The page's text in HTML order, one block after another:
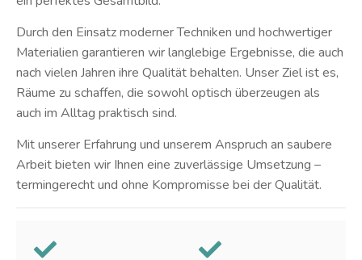
Durch den Einsatz moderner Techniken und hochwertiger
Materialien garantieren wir langlebige Ergebnisse, die auch
nach vielen Jahren ihre Qualität behalten. Unser Ziel ist es,
Räume zu schaffen, die sowohl optisch überzeugen als
auch im Alltag praktisch sind.
Mit unserer Erfahrung und unserem Anspruch an saubere
Arbeit bieten wir Ihnen eine zuverlässige Umsetzung –
termingerecht und ohne Kompromisse bei der Qualität.